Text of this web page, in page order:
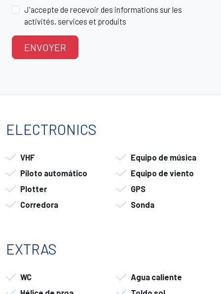
J'accepte de recevoir des informations sur les
activités, services et produits
ENVOYER
ELECTRONICS
VHF
Equipo de música
Piloto automático
Equipo de viento
Plotter
GPS
Corredora
Sonda
EXTRAS
WC
Agua caliente